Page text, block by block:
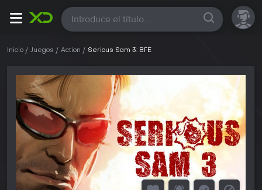
Todas
Inicio Juegos Action Serious Sam 3: BFE